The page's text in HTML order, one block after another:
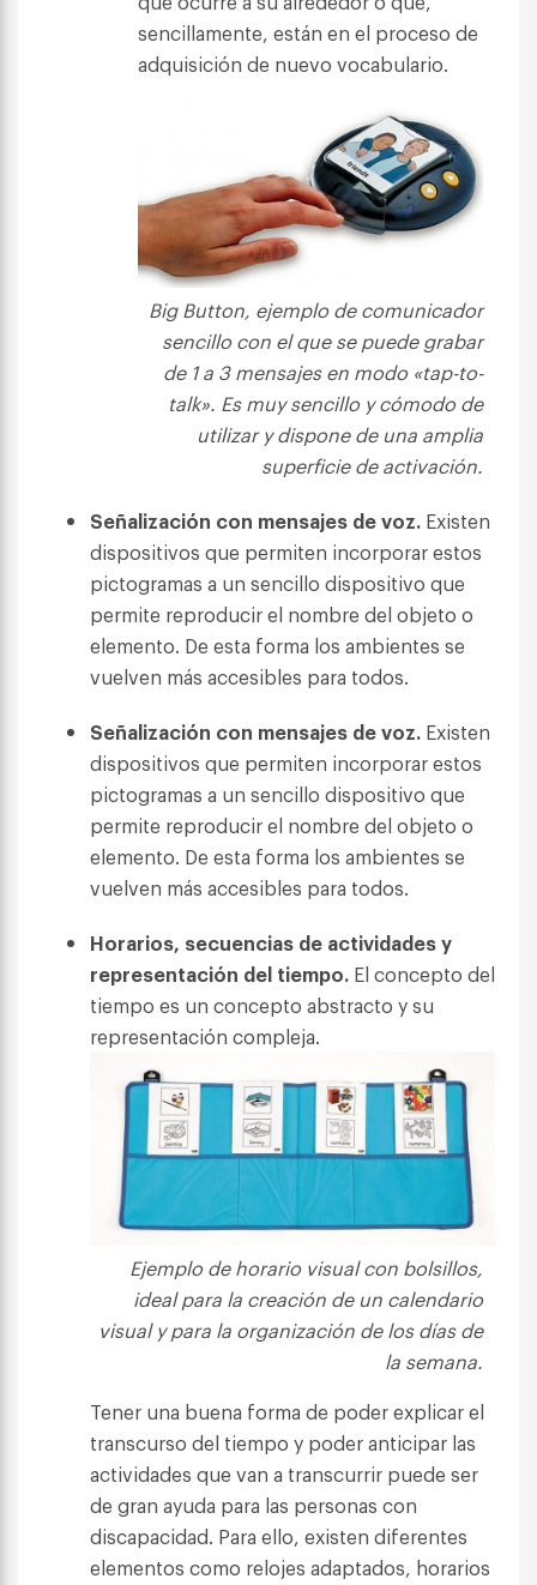
sencillamente, están en el proceso de
adquisición de nuevo vocabulario.
Big Button, ejemplo de comunicador
sencillo con el que se puede grabar
de 1 a 3 mensajes en modo «tap-to-
talk». Es muy sencillo y cómodo de
utilizar y dispone de una amplia
superficie de activación.
Señalización con mensajes de voz. Existen
dispositivos que permiten incorporar estos
pictogramas a un sencillo dispositivo que
permite reproducir el nombre del objeto o
elemento. De esta forma los ambientes se
vuelven más accesibles para todos.
Señalización con mensajes de voz. Existen
dispositivos que permiten incorporar estos
pictogramas a un sencillo dispositivo que
permite reproducir el nombre del objeto o
elemento. De esta forma los ambientes se
vuelven más accesibles para todos.
Horarios, secuencias de actividades y
representación del tiempo. El concepto del
tiempo es un concepto abstracto y su
representación compleja.
Ejemplo de horario visual con bolsillos,
ideal para la creación de un calendario
visual y para la organización de los días de
la semana.
Tener una buena forma de poder explicar el
transcurso del tiempo y poder anticipar las
actividades que van a transcurrir puede ser
de gran ayuda para las personas con
discapacidad. Para ello, existen diferentes
elementos como relojes adaptados, horarios